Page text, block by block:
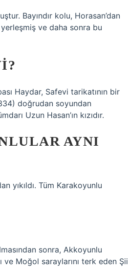
Bayındır kolu, Horasan’dan
ve daha sonra bu
Haydar, Safevi tarikatının bir
doğrudan soyundan
Uzun Hasan’ın kızıdır.
AYNI
yıkıldı. Tüm Karakoyunlu
sonra, Akkoyunlu
Moğol saraylarını terk eden Şii